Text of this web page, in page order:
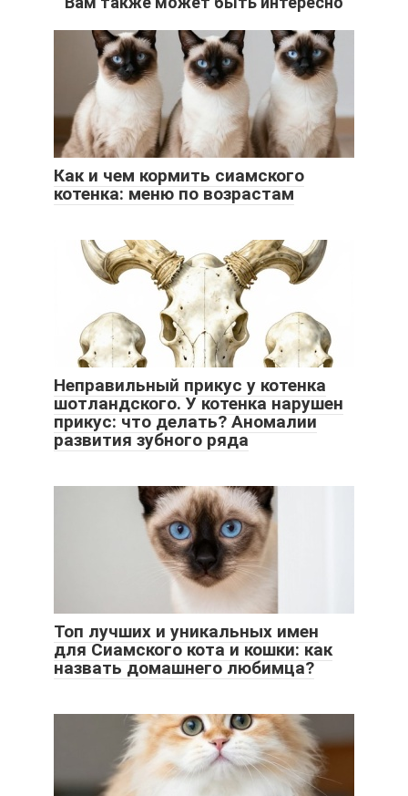
Как и чем кормить сиамского
котенка: меню по возрастам
Неправильный прикус у котенка
шотландского. У котенка нарушен
прикус: что делать? Аномалии
развития зубного ряда
Топ лучших и уникальных имен
для Сиамского кота и кошки: как
назвать домашнего любимца?